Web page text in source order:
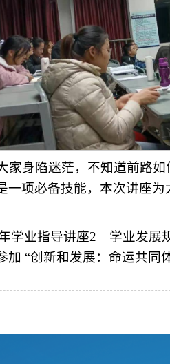
身陷迷茫，不知道前路
一项必备技能，本次讲座
学业指导讲座2—学业发展
加 “创新和发展：命运共同